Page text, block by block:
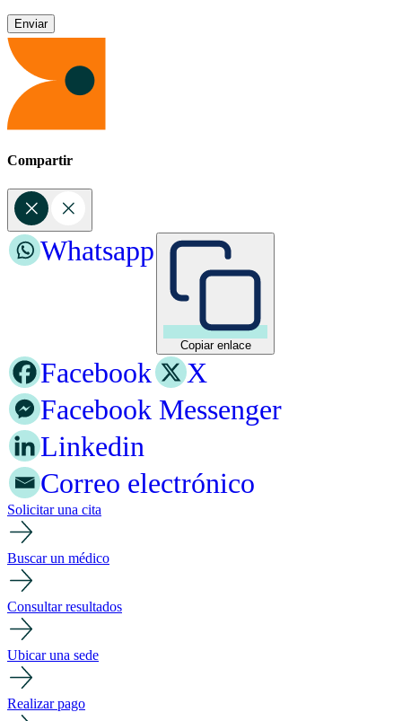
Compartir
Copiar enlace
Whatsapp
Facebook
X
Facebook Messenger
Linkedin
Correo electrónico
Solicitar una cita
Buscar un médico
Consultar resultados
Ubicar una sede
Realizar pago